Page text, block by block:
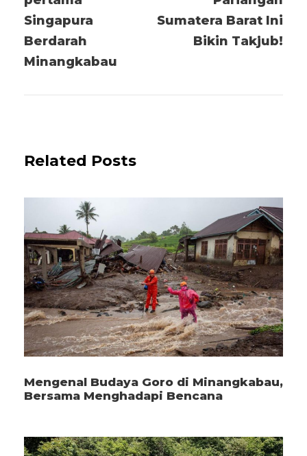
Singapura
Berdarah
Minangkabau
Sumatera Barat Ini
Bikin Takjub!
Related Posts
Mengenal Budaya Goro di Minangkabau,
Bersama Menghadapi Bencana